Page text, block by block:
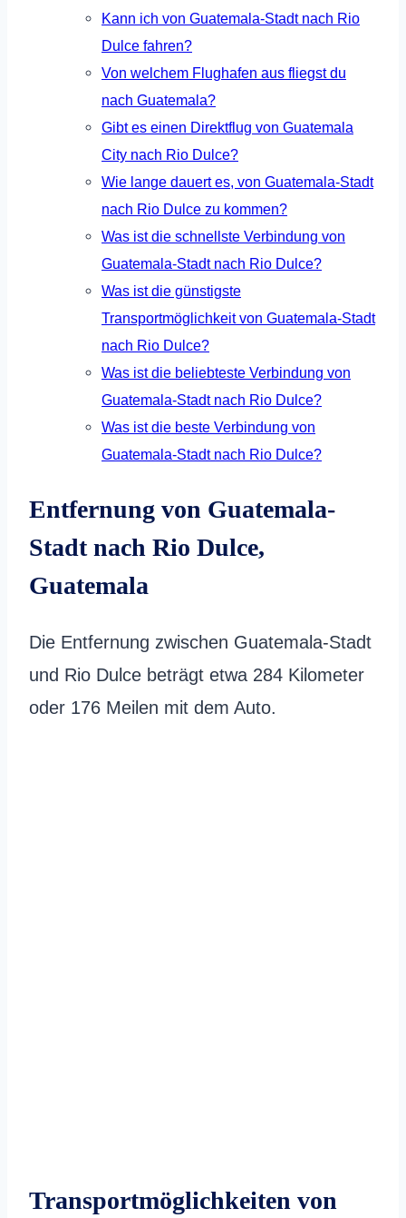
Kann ich von Guatemala-Stadt nach Rio
Dulce fahren?
Von welchem Flughafen aus fliegst du
nach Guatemala?
Gibt es einen Direktflug von Guatemala
City nach Rio Dulce?
Wie lange dauert es, von Guatemala-Stadt
nach Rio Dulce zu kommen?
Was ist die schnellste Verbindung von
Guatemala-Stadt nach Rio Dulce?
Was ist die günstigste
Transportmöglichkeit von Guatemala-Stadt
nach Rio Dulce?
Was ist die beliebteste Verbindung von
Guatemala-Stadt nach Rio Dulce?
Was ist die beste Verbindung von
Guatemala-Stadt nach Rio Dulce?
Entfernung von Guatemala-
Stadt nach Rio Dulce,
Guatemala
Die Entfernung zwischen Guatemala-Stadt
und Rio Dulce beträgt etwa 284 Kilometer
oder 176 Meilen mit dem Auto.
Transportmöglichkeiten von